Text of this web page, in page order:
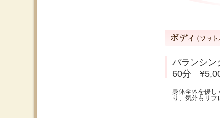
バランシン
60分
身体全体を優し
り、気分もリフ